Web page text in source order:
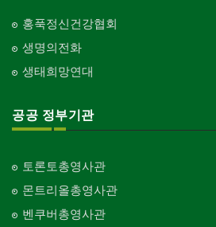
홍푹정신건강협회
생명의전화
생태희망연대
공공 정부기관
토론토총영사관
몬트리올총영사관
벤쿠버총영사관